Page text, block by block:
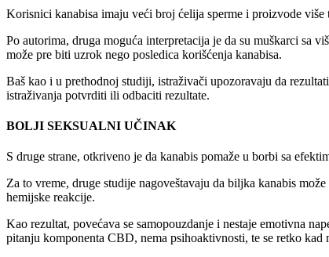
Korisnici kanabisa imaju veći broj ćelija sperme i proizvode više
Po autorima, druga moguća interpretacija je da su muškarci sa
može pre biti uzrok nego posledica korišćenja kanabisa.
Baš kao i u prethodnoj studiji, istraživači upozoravaju da
istraživanja potvrditi ili odbaciti rezultate.
BOLJI SEKSUALNI UČINAK
S druge strane, otkriveno je da kanabis pomaže u borbi sa
Za to vreme, druge studije nagoveštavaju da biljka kanabis
hemijske reakcije.
Kao rezultat, povećava se samopouzdanje i nestaje emotivna
pitanju komponenta CBD, nema psihoaktivnosti, te se retko